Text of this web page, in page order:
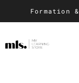
Formation